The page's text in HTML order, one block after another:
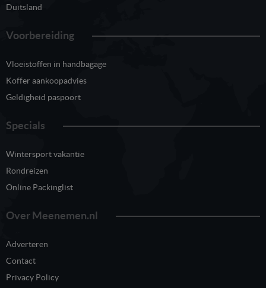
Duitsland
Voorbereiding
Vloeistoffen in handbagage
Koffer aankoopadvies
Geldigheid paspoort
Specials
Wintersport vakantie
Rondreizen
Online Packinglist
Over Meenemen.nl
Adverteren
Contact
Privacy Policy